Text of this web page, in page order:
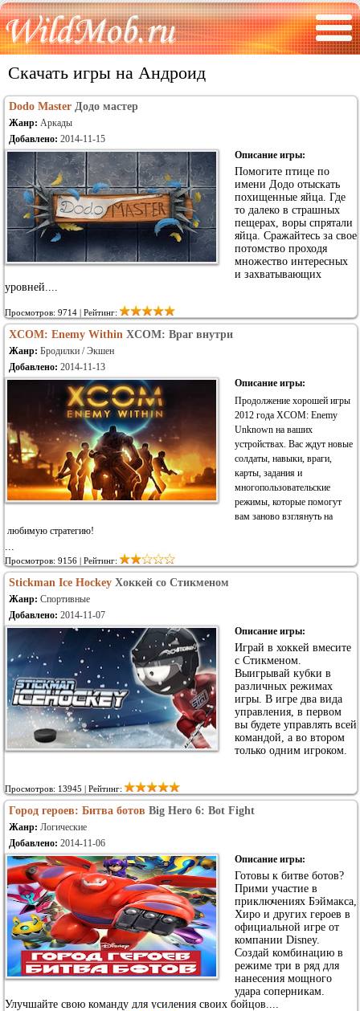
Скачать игры на Андроид
Dodo Master Додо мастер
Жанр: Аркады
Добавлено: 2014-11-15
Описание игры:
Помогите птице по
имени Додо отыскать
похищенные яйца. Где
то далеко в страшных
пещерах, воры спрятали
яйца. Сражайтесь за свое
потомство проходя
множество интересных
и захватывающих
уровней....
Просмотров: 9714 | Рейтинг:
XCOM: Enemy Within XCOM: Враг внутри
Жанр: Бродилки / Экшен
Добавлено: 2014-11-13
Описание игры:
Продолжение хорошей игры
2012 года XCOM: Enemy
Unknown на ваших
устройствах. Вас ждут новые
солдаты, навыки, враги,
карты, задания и
многопользовательские
режимы, которые помогут
вам заново взглянуть на
любимую стратегию!
...
Просмотров: 9156 | Рейтинг:
Stickman Ice Hockey Хоккей со Стикменом
Жанр: Спортивные
Добавлено: 2014-11-07
Описание игры:
Играй в хоккей вмесите
с Стикменом.
Выигрывай кубки в
различных режимах
игры. В игре два вида
управления, в первом
вы будете управлять всей
командой, а во втором
только одним игроком.
Просмотров: 13945 | Рейтинг:
Город героев: Битва ботов Big Hero 6: Bot Fight
Жанр: Логические
Добавлено: 2014-11-06
Описание игры:
Готовы к битве ботов?
Прими участие в
приключениях Бэймакса,
Хиро и других героев в
официальной игре от
компании Disney.
Создай комбинацию в
режиме три в ряд для
нанесения мощного
удара соперникам.
Улучшайте свою команду для усиления своих бойцов....